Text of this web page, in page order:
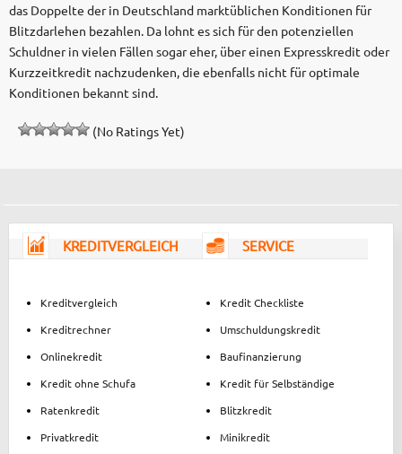
das Doppelte der in Deutschland marktüblichen Konditionen für
Blitzdarlehen bezahlen. Da lohnt es sich für den potenziellen
Schuldner in vielen Fällen sogar eher, über einen Expresskredit oder
Kurzzeitkredit nachzudenken, die ebenfalls nicht für optimale
Konditionen bekannt sind.
(No Ratings Yet)
KREDITVERGLEICH
Kreditvergleich
Kreditrechner
Onlinekredit
Kredit ohne Schufa
Ratenkredit
Privatkredit
SERVICE
Kredit Checkliste
Umschuldungskredit
Baufinanzierung
Kredit für Selbständige
Blitzkredit
Minikredit